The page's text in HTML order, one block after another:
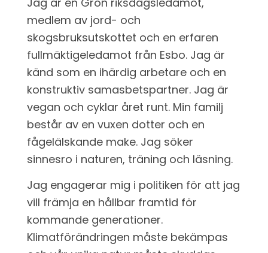
medlem av jord- och
skogsbruksutskottet och en erfaren
fullmäktigeledamot från Esbo. Jag är
känd som en ihärdig arbetare och en
konstruktiv samasbetspartner. Jag är
vegan och cyklar året runt. Min familj
består av en vuxen dotter och en
fågelälskande make. Jag söker
sinnesro i naturen, träning och läsning.
Jag engagerar mig i politiken för att jag
vill främja en hållbar framtid för
kommande generationer.
Klimatförändringen måste bekämpas